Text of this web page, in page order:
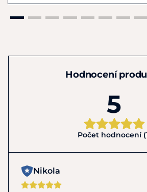
Hodnocení
5
Počet hodnocení
Nikola